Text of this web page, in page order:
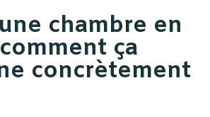
chambre en
ça
concrètement